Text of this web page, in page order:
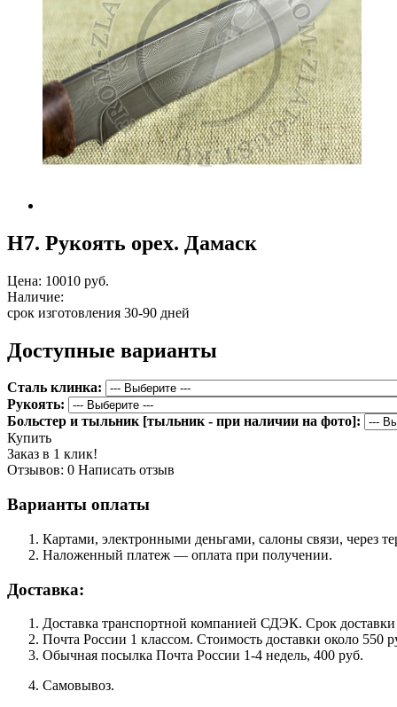
Н7. Рукоять орех. Дамаск
Цена: 10010 руб.
Наличие:
срок изготовления 30-90 дней
Доступные варианты
Сталь клинка:
Рукоять:
Больстер и тыльник [тыльник - при наличии на фото]:
Купить
Заказ в 1 клик!
Отзывов: 0 Написать отзыв
Варианты оплаты
Картами, электронными деньгами, салоны связи, через
Наложенный платеж — оплата при получении.
Доставка:
Доставка транспортной компанией СДЭК. Срок
Почта России 1 классом. Cтоимость доставки около 550
Обычная посылка Почта России 1-4 недель, 400 руб.
Самовывоз.